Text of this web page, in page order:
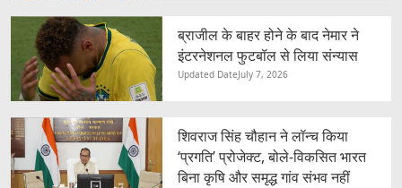
ब्राजील के बाहर होने के बाद नेमार ने
इंटरनेशनल फुटबॉल से लिया संन्यास
Updated DateJuly 7, 2026
शिवराज सिंह चौहान ने लॉन्च किया
‘प्रगति’ प्रोजेक्ट, बोले-विकसित भारत
बिना कृषि और समृद्ध गांव संभव नहीं